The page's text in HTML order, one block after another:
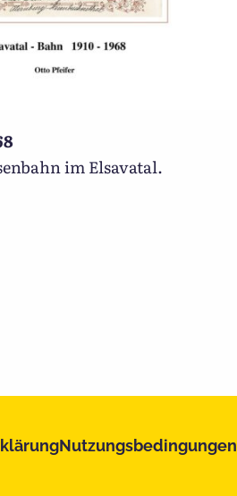
im Elsavatal.
Nutzungsbedingungen